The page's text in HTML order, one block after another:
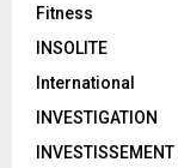
Fitness
INSOLITE
International
INVESTIGATION